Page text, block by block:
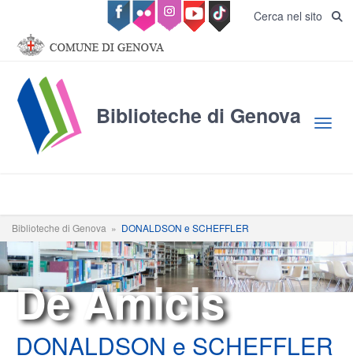
Salta al contenuto principale Cerca nel sito
Biblioteche di Genova
Biblioteche di Genova » DONALDSON e SCHEFFLER
De Amicis
DONALDSON e SCHEFFLER